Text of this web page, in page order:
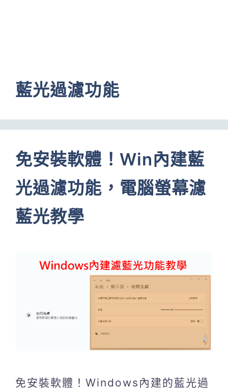
藍光過濾功能
免安裝軟體！Win內建藍
光過濾功能，電腦螢幕濾
藍光教學
免安裝軟體！Windows內建的藍光過